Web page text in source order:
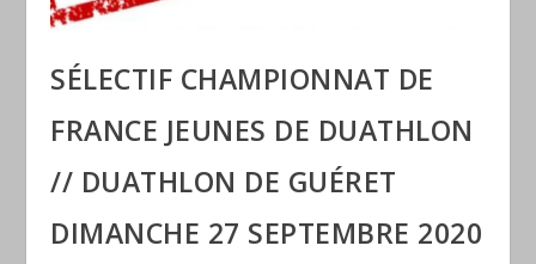
SÉLECTIF CHAMPIONNAT DE
FRANCE JEUNES DE DUATHLON
// DUATHLON DE GUÉRET
DIMANCHE 27 SEPTEMBRE 2020